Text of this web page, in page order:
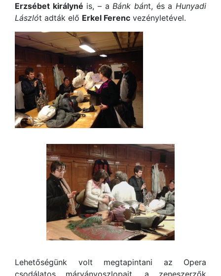
Erzsébet királyné is, – aBánk bánt, és aHunyadi
Lászlót adták elő Erkel Ferenc vezényletével.
Lehetőségünk volt megtapintani az Opera